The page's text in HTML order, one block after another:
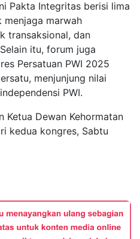
Pakta Integritas berisi lima
menjaga marwah
transaksional, dan
itu, forum juga
Persatuan PWI 2025
menjunjung nilai
PWI.
Ketua Dewan Kehormatan
kedua kongres, Sabtu